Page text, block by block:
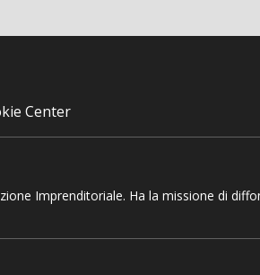
Center
Imprenditoriale. Ha la missione di